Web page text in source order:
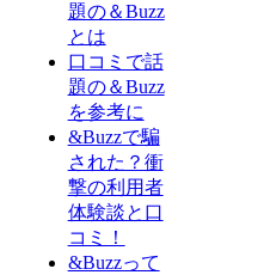
題の＆Buzz
とは
口コミで話
題の＆Buzz
を参考に
&Buzzで騙
された？衝
撃の利用者
体験談と口
コミ！
&Buzzって